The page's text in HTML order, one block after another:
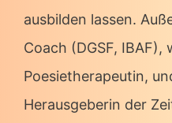
ausbilden lassen.
Coach (DGSF,
Poesietherapeutin,
Herausgeberin der